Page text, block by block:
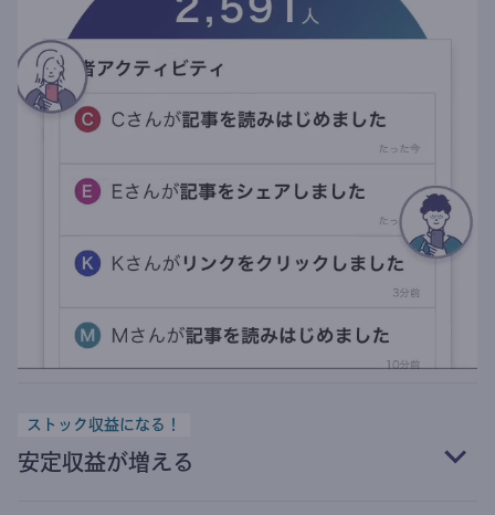
ストック収益になる！
安定収益が増える